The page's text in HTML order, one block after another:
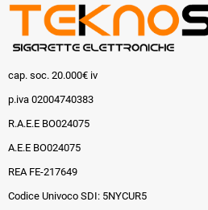
cap. soc. 20.000€ iv
p.iva 02004740383
R.A.E.E BO024075
A.E.E BO024075
REA FE-217649
Codice Univoco SDI: 5NYCUR5